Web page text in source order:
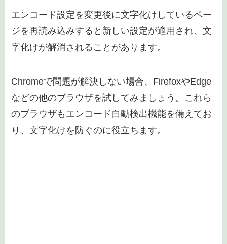
エンコード設定を変更後に文字化けしているペー
ジを再読み込みすると新しい設定が適用され、文
字化けが解消されることがあります。
Chromeで問題が解決しない場合、FirefoxやEdge
などの他のブラウザを試してみましょう。これら
のブラウザもエンコード自動検出機能を備えてお
り、文字化けを防ぐのに役立ちます。